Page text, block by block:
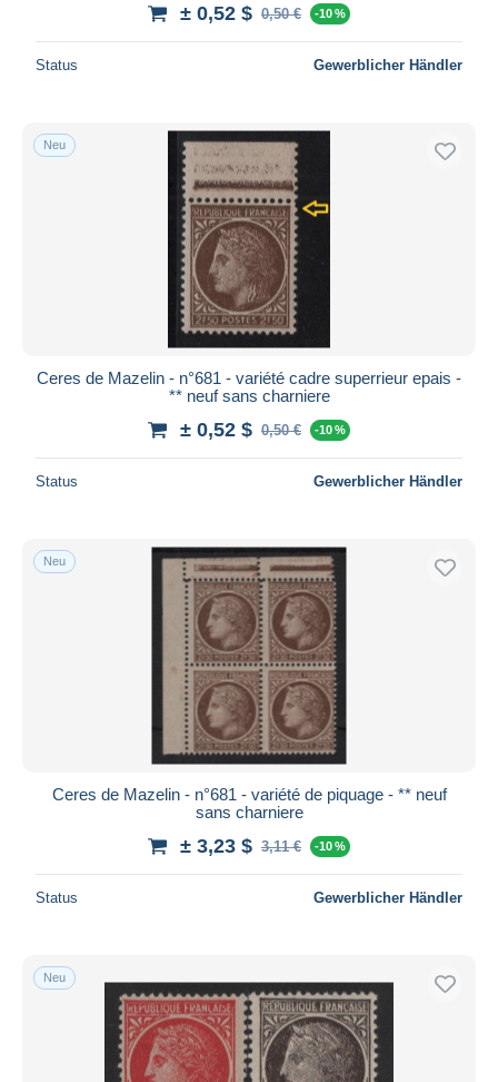
± 0,52 $ 0,50 € -10 %
Status Gewerblicher Händler
Neu
Ceres de Mazelin - n°681 - variété cadre superrieur epais -
** neuf sans charniere
± 0,52 $ 0,50 € -10 %
Status Gewerblicher Händler
Neu
Ceres de Mazelin - n°681 - variété de piquage - ** neuf
sans charniere
± 3,23 $ 3,11 € -10 %
Status Gewerblicher Händler
Neu